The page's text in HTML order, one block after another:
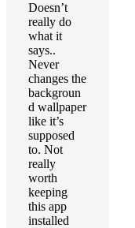
Doesn’t
really do
what it
says..
Never
changes the
backgroun
d wallpaper
like it’s
supposed
to. Not
really
worth
keeping
this app
installed